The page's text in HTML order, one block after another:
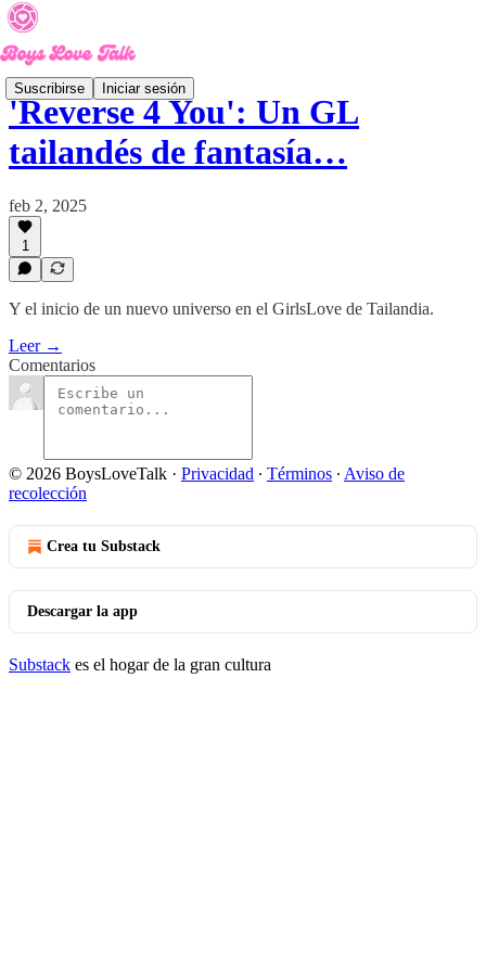
Suscribirse Iniciar sesión
'Reverse 4 You': Un GL
tailandés de fantasía…
feb 2, 2025
1
Y el inicio de un nuevo universo en el GirlsLove de Tailandia.
Leer →
Comentarios
© 2026 BoysLoveTalk · Privacidad ∙ Términos ∙ Aviso de
recolección
Crea tu Substack
Descargar la app
Substack es el hogar de la gran cultura